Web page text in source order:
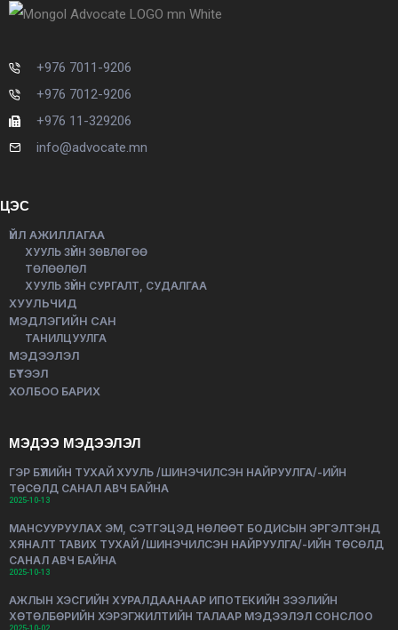
+976 7011-9206
+976 7012-9206
+976 11-329206
info@advocate.mn
ЦЭС
ҮЙЛ АЖИЛЛАГАА
ХУУЛЬ ЗҮЙН ЗӨВЛӨГӨӨ
ТӨЛӨӨЛӨЛ
ХУУЛЬ ЗҮЙН СУРГАЛТ, СУДАЛГАА
ХУУЛЬЧИД
МЭДЛЭГИЙН САН
ТАНИЛЦУУЛГА
МЭДЭЭЛЭЛ
БҮТЭЭЛ
ХОЛБОО БАРИХ
МЭДЭЭ МЭДЭЭЛЭЛ
ГЭР БҮЛИЙН ТУХАЙ ХУУЛЬ /ШИНЭЧИЛСЭН НАЙРУУЛГА/-ИЙН
ТӨСӨЛД САНАЛ АВЧ БАЙНА
2025-10-13
МАНСУУРУУЛАХ ЭМ, СЭТГЭЦЭД НӨЛӨӨТ БОДИСЫН ЭРГЭЛТЭНД
ХЯНАЛТ ТАВИХ ТУХАЙ /ШИНЭЧИЛСЭН НАЙРУУЛГА/-ИЙН ТӨСӨЛД
САНАЛ АВЧ БАЙНА
2025-10-13
АЖЛЫН ХЭСГИЙН ХУРАЛДААНААР ИПОТЕКИЙН ЗЭЭЛИЙН
ХӨТӨЛБӨРИЙН ХЭРЭГЖИЛТИЙН ТАЛААР МЭДЭЭЛЭЛ СОНСЛОО